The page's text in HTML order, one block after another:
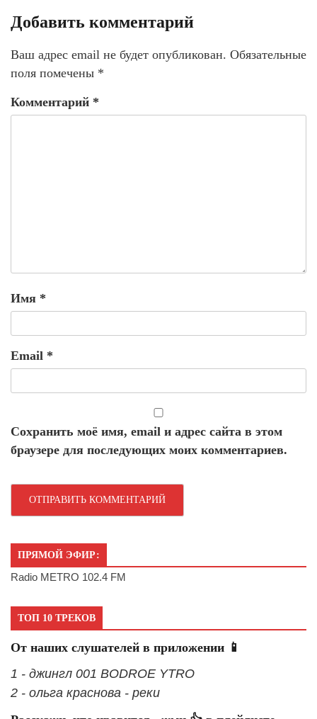
Добавить комментарий
Ваш адрес email не будет опубликован. Обязательные
поля помечены *
Комментарий *
Имя *
Email *
Сохранить моё имя, email и адрес сайта в этом
браузере для последующих моих комментариев.
ПРЯМОЙ ЭФИР:
Radio METRO 102.4 FM
ТОП 10 ТРЕКОВ
От наших слушателей в приложении 📱
1 - джингл 001 BODROE YTRO
2 - ольга краснова - реки